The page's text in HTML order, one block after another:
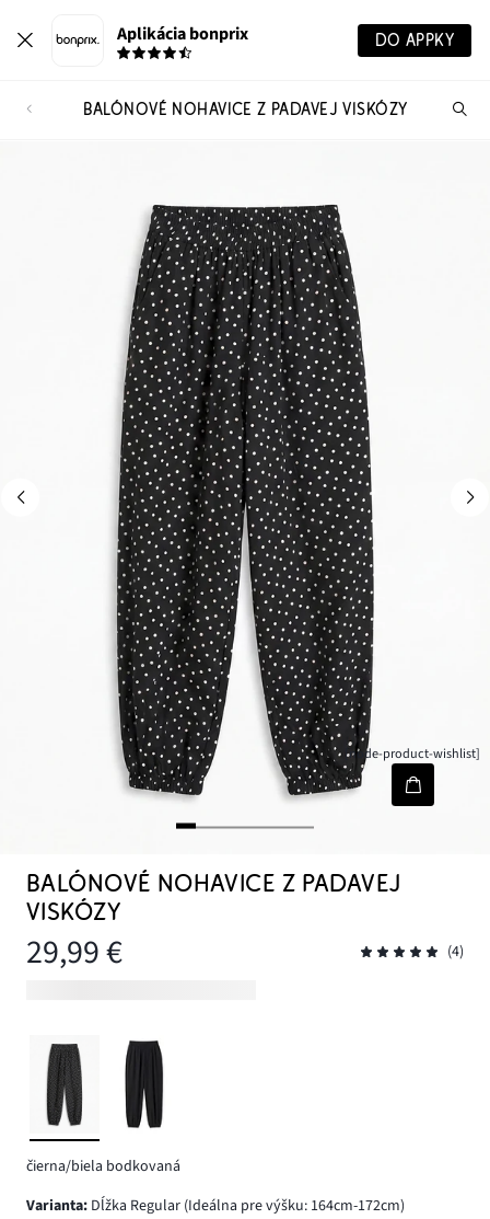
Aplikácia bonprix DO APPKY
BALÓNOVÉ NOHAVICE Z PADAVEJ VISKÓZY
[node-product-wishlist]
BALÓNOVÉ NOHAVICE Z PADAVEJ
VISKÓZY
29,99 € (4)
čierna/biela bodkovaná
varianta: Dĺžka Regular (Ideálna pre výšku: 164cm-172cm)